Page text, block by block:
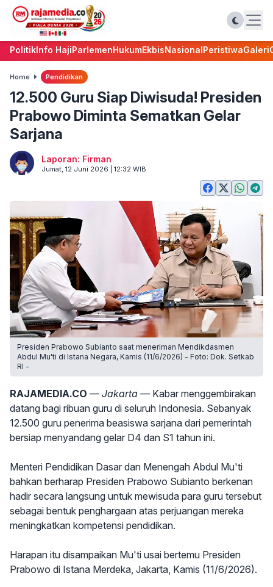
PolitikInfo HajiParlemenHukumEkbisNasionalPeristiwaGaleri
Home Pendidikan
12.500 Guru Siap Diwisuda! Presiden
Prabowo Diminta Sematkan Gelar
Sarjana
Laporan: Firman
Jumat, 12 Juni 2026 | 12:32 WIB
Presiden Prabowo Subianto saat meneriman Mendikdasmen
Abdul Mu'ti di Istana Negara, Kamis (11/6/2026) - Foto: Dok. Setkab
RI -
RAJAMEDIA.CO — Jakarta — Kabar menggembirakan
datang bagi ribuan guru di seluruh Indonesia. Sebanyak
12.500 guru penerima beasiswa sarjana dari pemerintah
bersiap menyandang gelar D4 dan S1 tahun ini.
Menteri Pendidikan Dasar dan Menengah Abdul Mu'ti
bahkan berharap Presiden Prabowo Subianto berkenan
hadir secara langsung untuk mewisuda para guru tersebut
sebagai bentuk penghargaan atas perjuangan mereka
meningkatkan kompetensi pendidikan.
Harapan itu disampaikan Mu'ti usai bertemu Presiden
Prabowo di Istana Merdeka, Jakarta, Kamis (11/6/2026).